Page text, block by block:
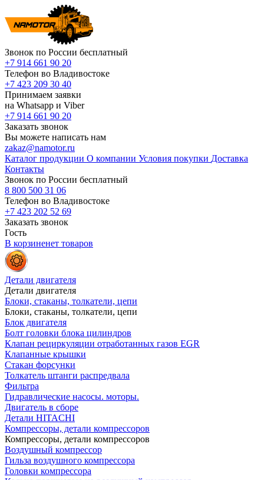
Звонок по России бесплатный
+7 914 661 90 20
Телефон во Владивостоке
+7 423 209 30 40
Принимаем заявки
на Whatsapp и Viber
+7 914 661 90 20
Заказать звонок
Вы можете написать нам
zakaz@namotor.ru
Каталог продукции О компании Условия покупки Доставка
Контакты
Звонок по России бесплатный
8 800 500 31 06
Телефон во Владивостоке
+7 423 202 52 69
Заказать звонок
Гость
В корзиненет товаров
Детали двигателя
Детали двигателя
Блоки, стаканы, толкатели, цепи
Блоки, стаканы, толкатели, цепи
Блок двигателя
Болт головки блока цилиндров
Клапан рециркуляции отработанных газов EGR
Клапанные крышки
Стакан форсунки
Толкатель штанги распредвала
Фильтра
Гидравлические насосы. моторы.
Двигатель в сборе
Детали HITACHI
Компрессоры, детали компрессоров
Компрессоры, детали компрессоров
Воздушный компрессор
Гильза воздушного компрессора
Головки компрессора